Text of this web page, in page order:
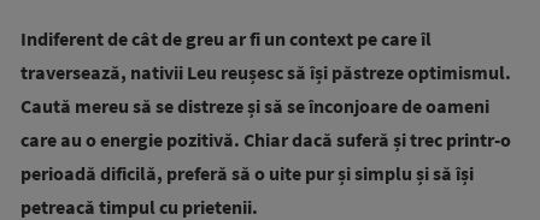
Indiferent de cât de greu ar fi un context pe care îl
traversează, nativii Leu reușesc să își păstreze optimismul.
Caută mereu să se distreze și să se înconjoare de oameni
care au o energie pozitivă. Chiar dacă suferă și trec printr-o
perioadă dificilă, preferă să o uite pur și simplu și să își
petreacă timpul cu prietenii.